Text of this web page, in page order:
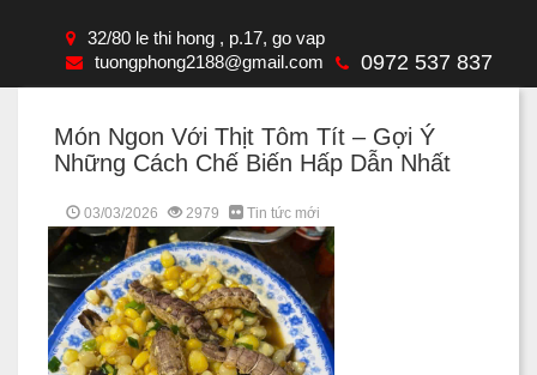
32/80 le thi hong , p.17, go vap
tuongphong2188@gmail.com
0972 537 837
Món Ngon Với Thịt Tôm Tít – Gợi Ý
Những Cách Chế Biến Hấp Dẫn Nhất
03/03/2026 2979 Tin tức mới